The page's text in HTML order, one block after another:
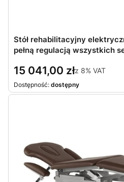
Stół rehabilitacyjny
pełną regulacją wszystkich
15 041,00 złz 8% VAT
Dostępność: dostępny